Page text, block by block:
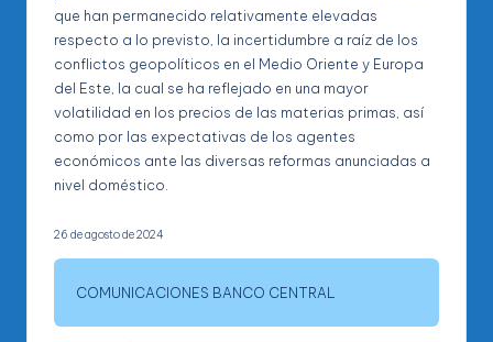
que han permanecido relativamente elevadas
respecto a lo previsto, la incertidumbre a raíz de los
conflictos geopolíticos en el Medio Oriente y Europa
del Este, la cual se ha reflejado en una mayor
volatilidad en los precios de las materias primas, así
como por las expectativas de los agentes
económicos ante las diversas reformas anunciadas a
nivel doméstico.
26 de agosto de 2024
COMUNICACIONES BANCO CENTRAL